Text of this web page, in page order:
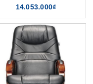
14.053.000₫